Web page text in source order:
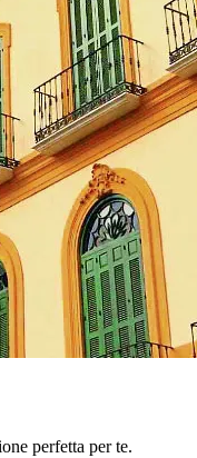
perfetta per te.